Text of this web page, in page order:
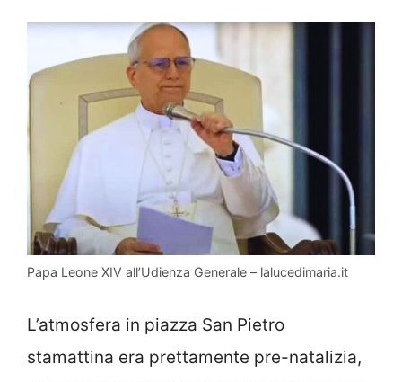
Papa Leone XIV all’Udienza Generale – lalucedimaria.it
L’atmosfera in piazza San Pietro
stamattina era prettamente pre-natalizia,